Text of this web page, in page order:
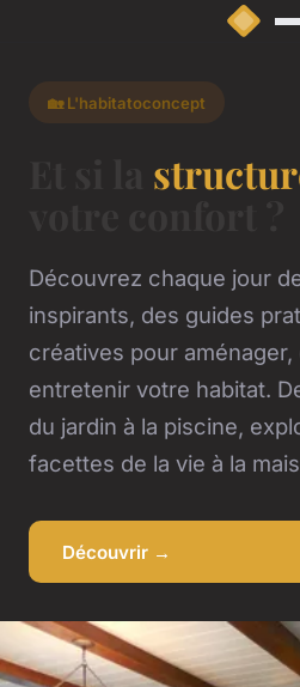
🏡 L'habitatoconcept
Découvrez chaque jour
inspirants, des guides
créatives pour
entretenir votre habitat.
du jardin à la piscine,
facettes de la vie à la
Découvrir →